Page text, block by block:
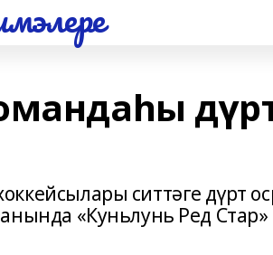
ситтәге дүрт
«Куньлунь Ред